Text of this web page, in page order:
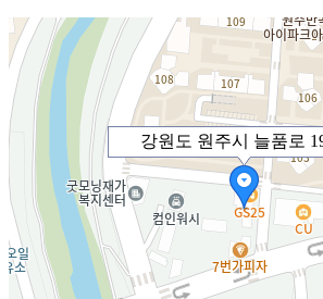
강원도 원주시 늘품로